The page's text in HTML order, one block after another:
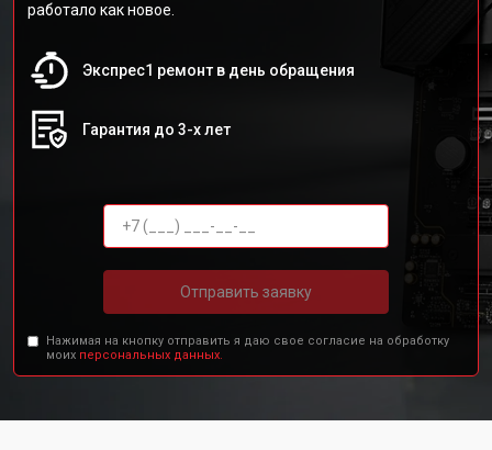
работало как новое.
Экспрес1 ремонт в день обращения
Гарантия до 3-х лет
Отправить заявку
Нажимая на кнопку отправить я даю свое согласие на обработку
моих персональных данных.